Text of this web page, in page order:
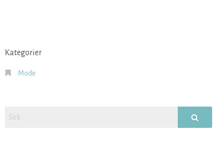
Kategorier
Mode